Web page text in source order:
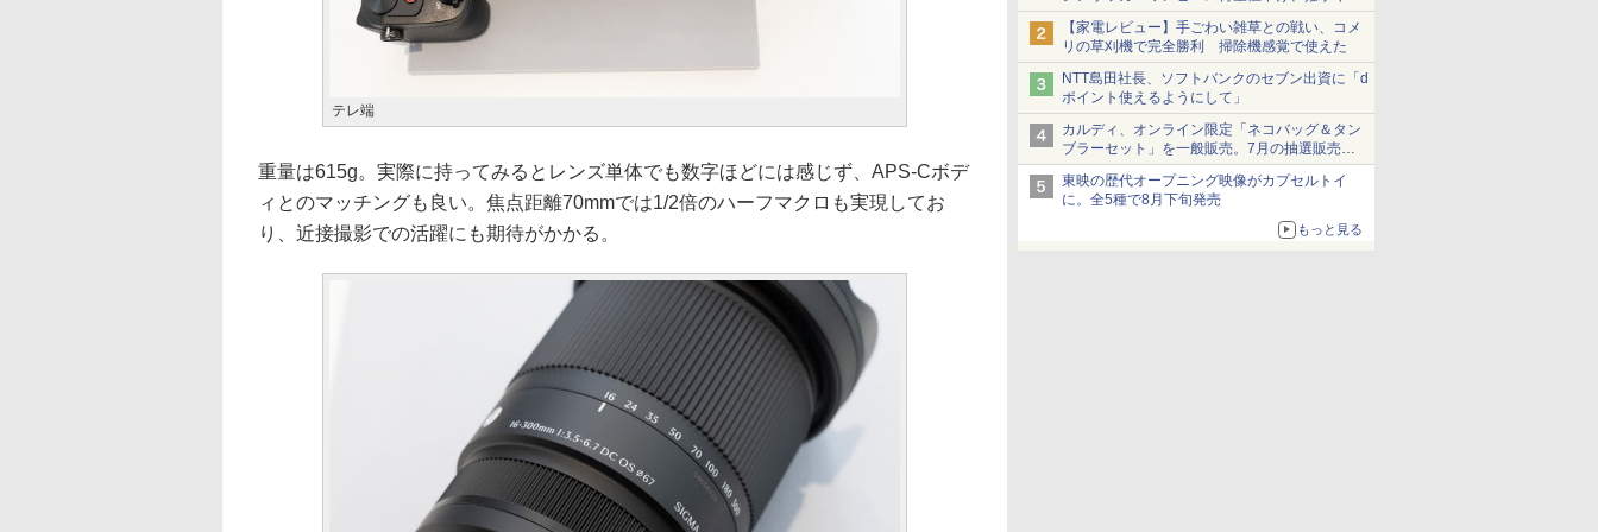
ショーツは1990円に
【家電レビュー】手ごわい雑草との戦い、コメ
リの草刈機で完全勝利 掃除機感覚で使えた
NTT島田社長、ソフトバンクのセブン出資に「d
ポイント使えるようにして」
カルディ、オンライン限定「ネコバッグ＆タン
ブラーセット」を一般販売。7月の抽選販売の
当選無効分
東映の歴代オープニング映像がカプセルトイ
に。全5種で8月下旬発売
もっと見る
テレ端
重量は615g。実際に持ってみるとレンズ単体でも数字ほどには感じず、APS-Cボデ
ィとのマッチングも良い。焦点距離70mmでは1/2倍のハーフマクロも実現してお
り、近接撮影での活躍にも期待がかかる。